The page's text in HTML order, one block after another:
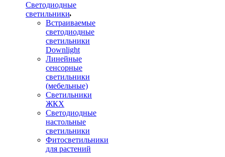
Светодиодные
светильники
Встраиваемые
светодиодные
светильники
Downlight
Линейные
сенсорные
светильники
(мебельные)
Светильники
ЖКХ
Светодиодные
настольные
светильники
Фитосветильники
для растений